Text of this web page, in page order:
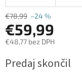
€78,99 –24 %
€59,99
€48,77 bez DPH
cena:
Predaj skončil